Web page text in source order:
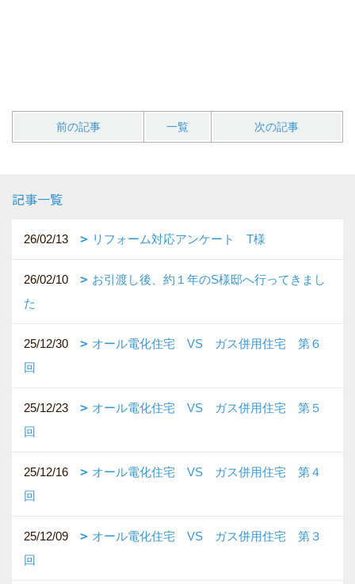
前の記事 一覧 次の記事
記事一覧
26/02/13 リフォーム対応アンケート T様
26/02/10
お引渡し後、約１年のS様邸へ行ってきまし
た
25/12/30
オール電化住宅 VS ガス併用住宅 第６
回
25/12/23
オール電化住宅 VS ガス併用住宅 第５
回
25/12/16
オール電化住宅 VS ガス併用住宅 第４
回
25/12/09
オール電化住宅 VS ガス併用住宅 第３
回